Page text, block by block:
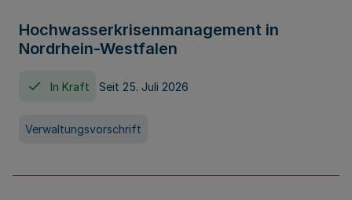
Hochwasserkrisenmanagement in
Nordrhein-Westfalen
In Kraft Seit 25. Juli 2026
Verwaltungsvorschrift